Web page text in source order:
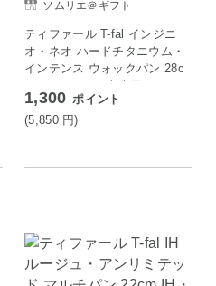
ソムリエ＠ギフト
ティファール T-fal インジニ
オ・ネオ ハードチタニウム・
インテンス ウォックパン 28c
m L43819 ガス火専用 IH不可
1,300 ポイント
(5,850 円)